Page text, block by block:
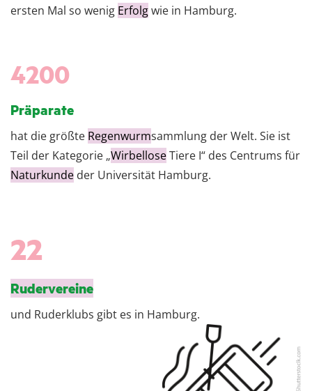
ersten Mal so wenig Erfolgwie in Hamburg.
4200
Präparate
hat die größte Regenwurmsammlung der Welt. Sie ist
Teil der Kategorie „WirbelloseTiere I“ des Centrums für
Naturkunde der Universität Hamburg.
22
Rudervereine
und Ruderklubs gibt es in Hamburg.